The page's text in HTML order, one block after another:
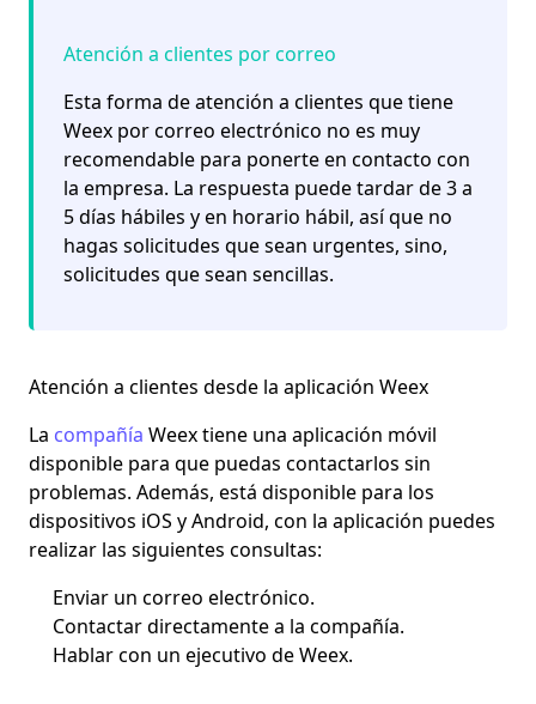
Atención a clientes por correo
Esta forma de atención a clientes que tiene
Weex por correo electrónico no es muy
recomendable para ponerte en contacto con
la empresa. La respuesta puede tardar de 3 a
5 días hábiles y en horario hábil, así que no
hagas solicitudes que sean urgentes, sino,
solicitudes que sean sencillas.
Atención a clientes desde la aplicación Weex
La compañía Weex tiene una aplicación móvil
disponible para que puedas contactarlos sin
problemas. Además, está disponible para los
dispositivos iOS y Android, con la aplicación puedes
realizar las siguientes consultas:
Enviar un correo electrónico.
Contactar directamente a la compañía.
Hablar con un ejecutivo de Weex.